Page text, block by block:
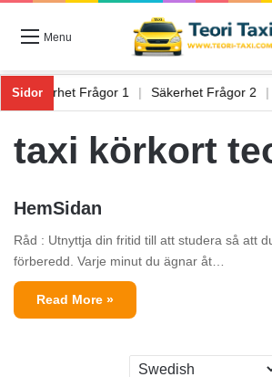
Menu
Sidor
| Säkerhet Frågor 1 Säkerhet Frågor 2
taxi körkort
HemSidan
Råd : Utnyttja din fritid till att studera så att
förberedd. Varje minut du ägnar åt…
Read More »